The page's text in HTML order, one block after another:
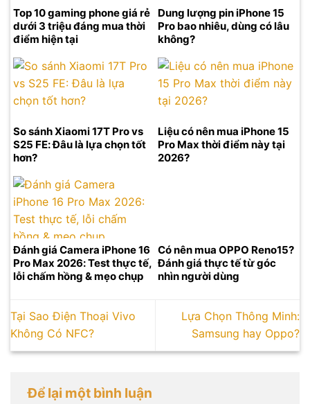
Top 10 gaming phone giá rẻ
dưới 3 triệu đáng mua thời
điểm hiện tại
Dung lượng pin iPhone 15
Pro bao nhiêu, dùng có lâu
không?
So sánh Xiaomi 17T Pro vs
S25 FE: Đâu là lựa chọn tốt
hơn?
Liệu có nên mua iPhone 15
Pro Max thời điểm này tại
2026?
Đánh giá Camera iPhone 16
Pro Max 2026: Test thực tế,
lỗi chấm hồng & mẹo chụp
Có nên mua OPPO Reno15?
Đánh giá thực tế từ góc
nhìn người dùng
Tại Sao Điện Thoại Vivo
Không Có NFC?
Lựa Chọn Thông Minh:
Samsung hay Oppo?
Để lại một bình luận